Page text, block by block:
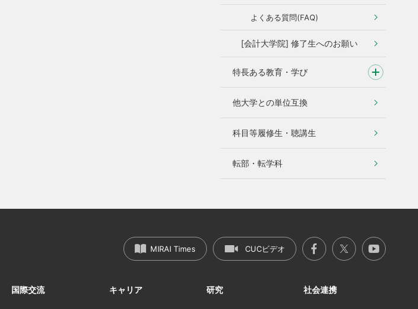
よくある質問(FAQ)
[会計大学院] 修了生へのお願い
特長ある教育・学び
他大学との単位互換
科目等履修生・聴講生
転部・転学科
MIRAI Times CUCビデオ
国際交流 キャリア 研究 社会連携